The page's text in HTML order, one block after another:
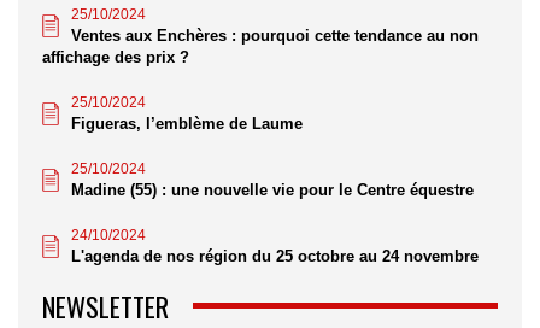
25/10/2024
Ventes aux Enchères : pourquoi cette tendance au non
affichage des prix ?
25/10/2024
Figueras, l’emblème de Laume
25/10/2024
Madine (55) : une nouvelle vie pour le Centre équestre
24/10/2024
L'agenda de nos région du 25 octobre au 24 novembre
NEWSLETTER